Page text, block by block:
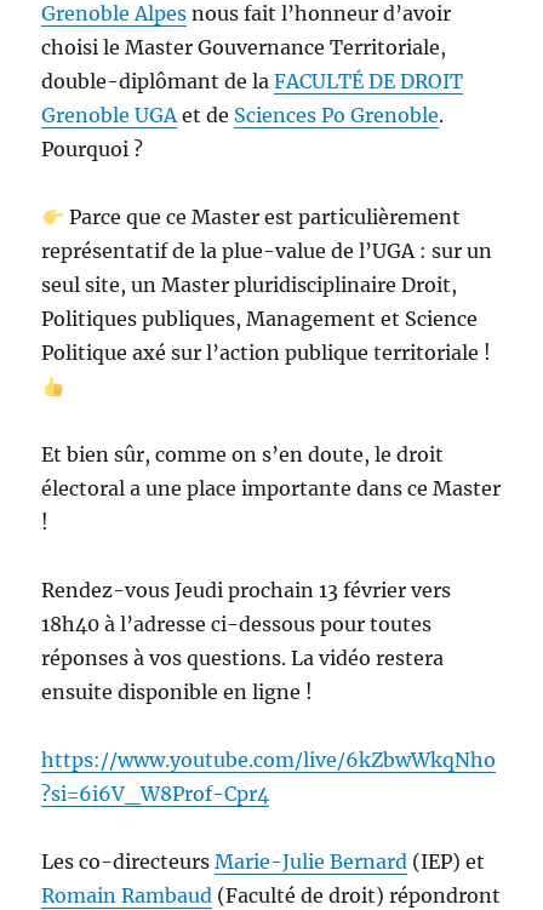
Grenoble Alpes nous fait l’honneur d’avoir
choisi le Master Gouvernance Territoriale,
double-diplômant de laFACULTÉ DE DROIT
Grenoble UGAet de Sciences Po Grenoble.
Pourquoi ?
Parce que ce Master est particulièrement
représentatif de la plue-value de l’UGA : sur un
seul site, un Master pluridisciplinaire Droit,
Politiques publiques, Management et Science
Politique axé sur l’action publique territoriale !
Et bien sûr, comme on s’en doute, le droit
électoral a une place importante dans ce Master
!
Rendez-vous Jeudi prochain 13 février vers
18h40 à l’adresse ci-dessous pour toutes
réponses à vos questions. La vidéo restera
ensuite disponible en ligne !
https://www.youtube.com/live/6kZbwWkqNho
?si=6i6V_W8Prof-Cpr4
Les co-directeursMarie-Julie Bernard (IEP) et
Romain Rambaud (Faculté de droit) répondront